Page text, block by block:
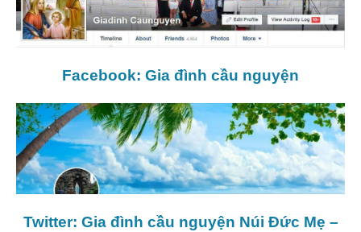
Facebook: Gia đình cầu nguyện
Twitter: Gia đình cầu nguyện Núi Đức Mẹ –